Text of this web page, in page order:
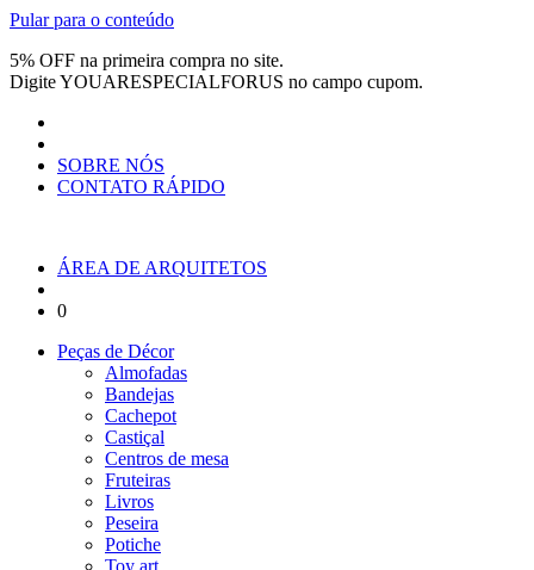
Pular para o conteúdo
5% OFF na primeira compra no site.
DigiteYOUARESPECIALFORUS no campo cupom.
SOBRE NÓS
CONTATO RÁPIDO
ÁREA DE ARQUITETOS
0
Peças de Décor
Almofadas
Bandejas
Cachepot
Castiçal
Centros de mesa
Fruteiras
Livros
Peseira
Potiche
Toy art